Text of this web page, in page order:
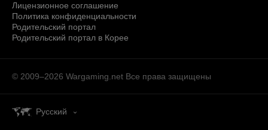
Лицензионное соглашение
Политика конфиденциальности
Родительский портал
Родительский портал в Корее
© 2009–2026 Wargaming.net Все права защищены
Русский